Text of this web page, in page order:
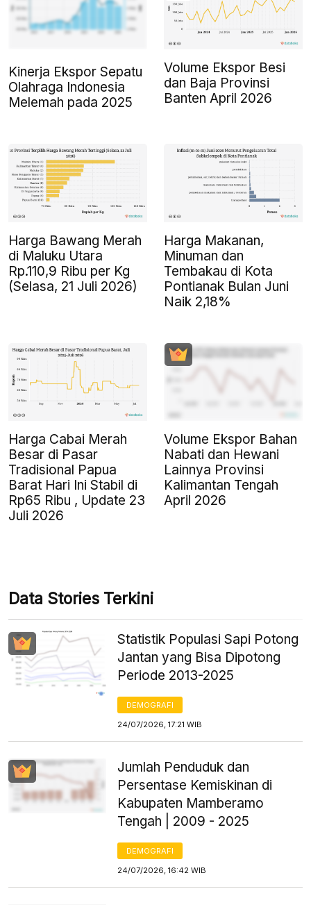
Kinerja Ekspor Sepatu
Olahraga Indonesia
Melemah pada 2025
Volume Ekspor Besi
dan Baja Provinsi
Banten April 2026
Harga Bawang Merah
di Maluku Utara
Rp.110,9 Ribu per Kg
(Selasa, 21 Juli 2026)
Harga Makanan,
Minuman dan
Tembakau di Kota
Pontianak Bulan Juni
Naik 2,18%
Harga Cabai Merah
Besar di Pasar
Tradisional Papua
Barat Hari Ini Stabil di
Rp65 Ribu , Update 23
Juli 2026
Volume Ekspor Bahan
Nabati dan Hewani
Lainnya Provinsi
Kalimantan Tengah
April 2026
Data Stories Terkini
Statistik Populasi Sapi Potong
Jantan yang Bisa Dipotong
Periode 2013-2025
DEMOGRAFI
24/07/2026, 17:21 WIB
Jumlah Penduduk dan
Persentase Kemiskinan di
Kabupaten Mamberamo
Tengah | 2009 - 2025
DEMOGRAFI
24/07/2026, 16:42 WIB